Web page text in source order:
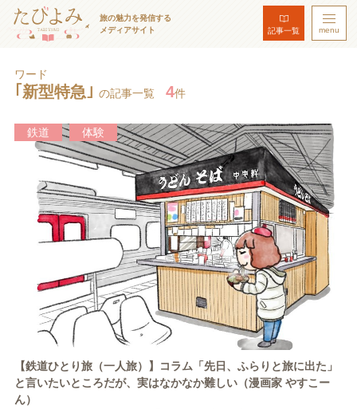
旅の魅力を発信する
メディアサイト
記事一覧 menu
ワード
｢新型特急｣ の記事一覧 4件
鉄道 体験
【鉄道ひとり旅（一人旅）】コラム「先日、ふらりと旅に出た」
と言いたいところだが、実はなかなか難しい（漫画家 やすこー
ん）